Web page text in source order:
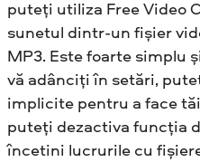
puteți utiliza Free Video
sunetul dintr-un fișier
MP3. Este foarte simplu
vă adânciți în setări,
implicite pentru a face
puteți dezactiva funcția
încetini lucrurile cu